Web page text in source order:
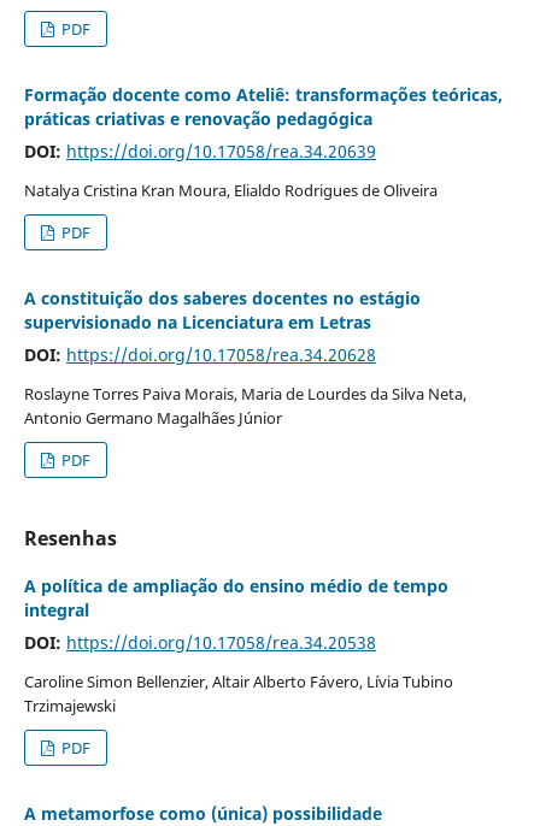
PDF
Formação docente como Ateliê: transformações teóricas,
práticas criativas e renovação pedagógica
DOI: https://doi.org/10.17058/rea.34.20639
Natalya Cristina Kran Moura, Elialdo Rodrigues de Oliveira
PDF
A constituição dos saberes docentes no estágio
supervisionado na Licenciatura em Letras
DOI: https://doi.org/10.17058/rea.34.20628
Roslayne Torres Paiva Morais, Maria de Lourdes da Silva Neta,
Antonio Germano Magalhães Júnior
PDF
Resenhas
A política de ampliação do ensino médio de tempo
integral
DOI: https://doi.org/10.17058/rea.34.20538
Caroline Simon Bellenzier, Altair Alberto Fávero, Lívia Tubino
Trzimajewski
PDF
A metamorfose como (única) possibilidade